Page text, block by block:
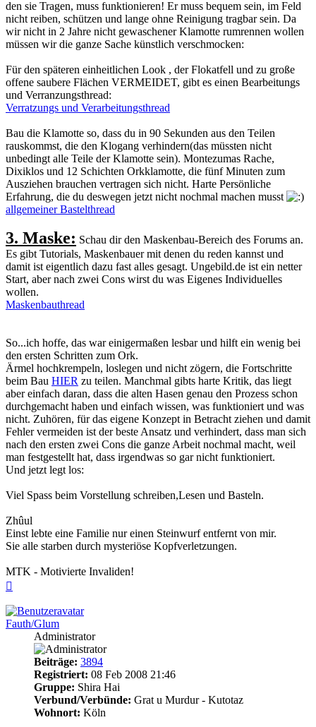
den sie Tragen, muss funktionieren! Er muss bequem sein, im Feld
nicht reiben, schützen und lange ohne Reinigung tragbar sein. Da
wir nicht in 2 Jahre nicht gewaschener Klamotte rumrennen wollen
müssen wir die ganze Sache künstlich verschmocken:
Für den späteren einheitlichen Look , der Flokatfell und zu große
offene saubere Flächen VERMEIDET, gibt es einen Bearbeitungs
und Verranzungsthread:
Verratzungs und Verarbeitungsthread
Bau die Klamotte so, dass du in 90 Sekunden aus den Teilen
rauskommst, die den Klogang verhindern(das müssten nicht
unbedingt alle Teile der Klamotte sein). Montezumas Rache,
Dixiklos und 12 Schichten Orkklamotte, die fünf Minuten zum
Ausziehen brauchen vertragen sich nicht. Harte Persönliche
Erfahrung, die du deswegen jetzt nicht nochmal machen musst
allgemeiner Bastelthread
3. Maske: Schau dir den Maskenbau-Bereich des Forums an.
Es gibt Tutorials, Maskenbauer mit denen du reden kannst und
damit ist eigentlich dazu fast alles gesagt. Ungebild.de ist ein netter
Start, aber nach zwei Cons wirst du was Eigenes Individuelles
wollen.
Maskenbauthread
So...ich hoffe, das war einigermaßen lesbar und hilft ein wenig bei
den ersten Schritten zum Ork.
Ärmel hochkrempeln, loslegen und nicht zögern, die Fortschritte
beim Bau HIER zu teilen. Manchmal gibts harte Kritik, das liegt
aber einfach daran, dass die alten Hasen genau den Prozess schon
durchgemacht haben und einfach wissen, was funktioniert und was
nicht. Zuhören, für das eigene Konzept in Betracht ziehen und damit
Fehler vermeiden ist der beste Ansatz und verhindert, dass man sich
nach den ersten zwei Cons die ganze Arbeit nochmal macht, weil
man festgestellt hat, dass irgendwas so gar nicht funktioniert.
Und jetzt legt los:
Viel Spass beim Vorstellung schreiben,Lesen und Basteln.
Zhûul
Einst lebte eine Familie nur einen Steinwurf entfernt von mir.
Sie alle starben durch mysteriöse Kopfverletzungen.
MTK - Motivierte Invaliden!
Fauth/Glum
Administrator
Beiträge: 3894
Registriert: 08 Feb 2008 21:46
Gruppe: Shira Hai
Verbund/Verbünde: Grat u Murdur - Kutotaz
Wohnort: Köln